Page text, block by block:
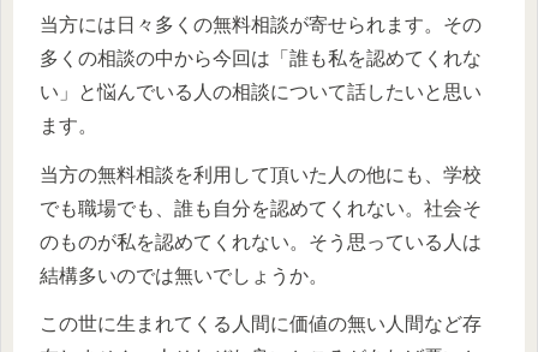
当方には日々多くの無料相談が寄せられます。その
多くの相談の中から今回は「誰も私を認めてくれな
い」と悩んでいる人の相談について話したいと思い
ます。
当方の無料相談を利用して頂いた人の他にも、学校
でも職場でも、誰も自分を認めてくれない。社会そ
のものが私を認めてくれない。そう思っている人は
結構多いのでは無いでしょうか。
この世に生まれてくる人間に価値の無い人間など存